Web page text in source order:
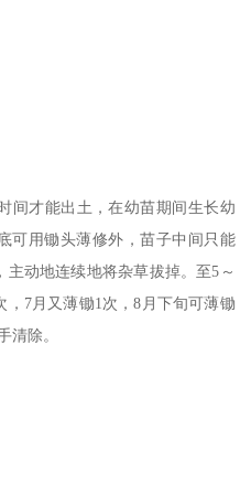
间才能出土，在幼苗期间生长幼
可用锄头薄修外，苗子中间只能
动地连续地将杂草拔掉。至5～
7月又薄锄1次，8月下旬可薄锄
清除。